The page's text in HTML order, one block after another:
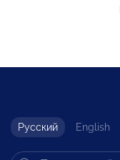
Русский English